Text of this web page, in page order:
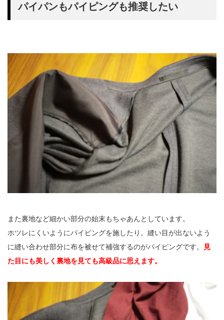
パイパンもパイピングも推奨したい
また裏地など細かい部分の始末もちゃあんとしています。
ホツレにくいようにパイピングを施したり。縫い目が出ないよう
に縫い合わせ部分に布を被せて補強するのがパイピングです。
見
た目にも美しく裏地を見ても高級品に思えます。